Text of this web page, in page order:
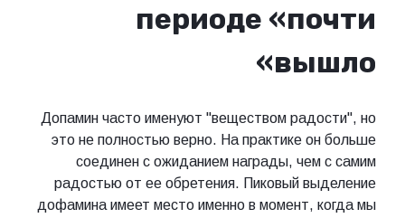
периоде «почти
вышло»
Допамин часто именуют "веществом радости", но
это не полностью верно. На практике он больше
соединен с ожиданием награды, чем с самим
радостью от ее обретения. Пиковый выделение
дофамина имеет место именно в момент, когда мы